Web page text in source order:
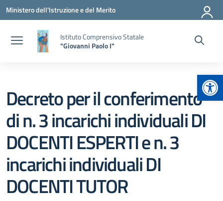
Vai ai contenuti
Vai al menu di navigazione
Vai al footer
Ministero dell'Istruzione e del Merito
Istituto Comprensivo Statale
"Giovanni Paolo I"
Decreto per il conferimento
di n. 3 incarichi individuali DI
DOCENTI ESPERTI e n. 3
incarichi individuali DI
DOCENTI TUTOR